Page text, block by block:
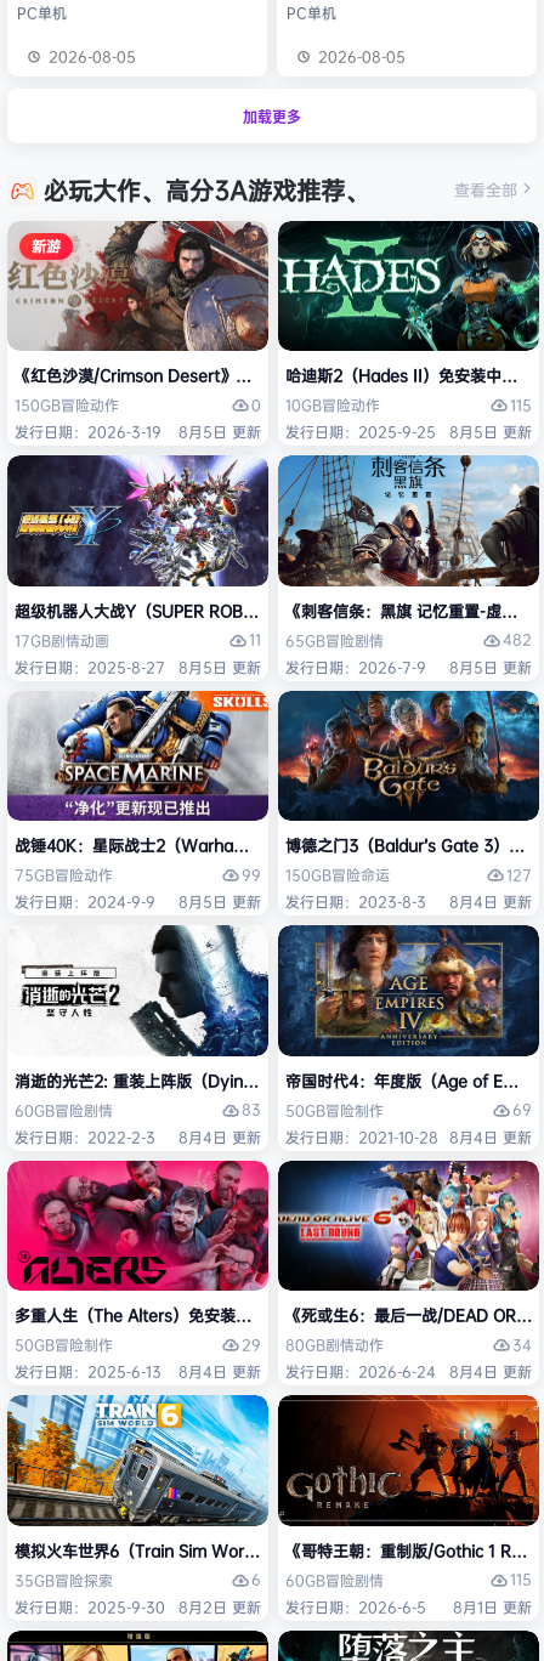
PC单机
2026-08-05
PC单机
2026-08-05
加载更多
必玩大作、高分3A游戏推荐、 查看全部
新游
《红色沙漠/Crimson Desert》免安装中文版
150GB冒险动作
0
发行日期：2026-3-19
8月5日 更新
哈迪斯2（Hades II）免安装中文版
10GB冒险动作
115
发行日期：2025-9-25
8月5日 更新
超级机器人大战Y（SUPER ROBOT WARS Y）免安装中文版
17GB剧情动画
11
发行日期：2025-8-27
8月5日 更新
《刺客信条：黑旗 记忆重置-虚拟
65GB冒险剧情
482
发行日期：2026-7-9
8月5日 更新
战锤40K：星际战士2（Warhammer 40,000: Space Marine 2）免安装
75GB冒险动作
99
发行日期：2024-9-9
8月5日 更新
博德之门3（Baldur’s Gate 3）免安
150GB冒险命运
127
发行日期：2023-8-3
8月4日 更新
消逝的光芒2: 重装上阵版（Dying Light 2 Stay Human: Reloaded
60GB冒险剧情
83
发行日期：2022-2-3
8月4日 更新
帝国时代4：年度版（Age of
50GB冒险制作
69
发行日期：2021-10-28 8月4日 更新
多重人生（The Alters）免安装中文版
50GB冒险制作
29
发行日期：2025-6-13
8月4日 更新
《死或生6：最后一战/DEAD OR
80GB剧情动作
34
发行日期：2026-6-24
8月4日 更新
模拟火车世界6（Train Sim World 6）免安装中文版
35GB冒险探索
6
发行日期：2025-9-30
8月2日 更新
《哥特王朝：重制版/Gothic 1
60GB冒险剧情
115
发行日期：2026-6-5
8月1日 更新